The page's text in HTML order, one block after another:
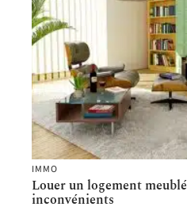
IMMO
Louer un logement
inconvénients